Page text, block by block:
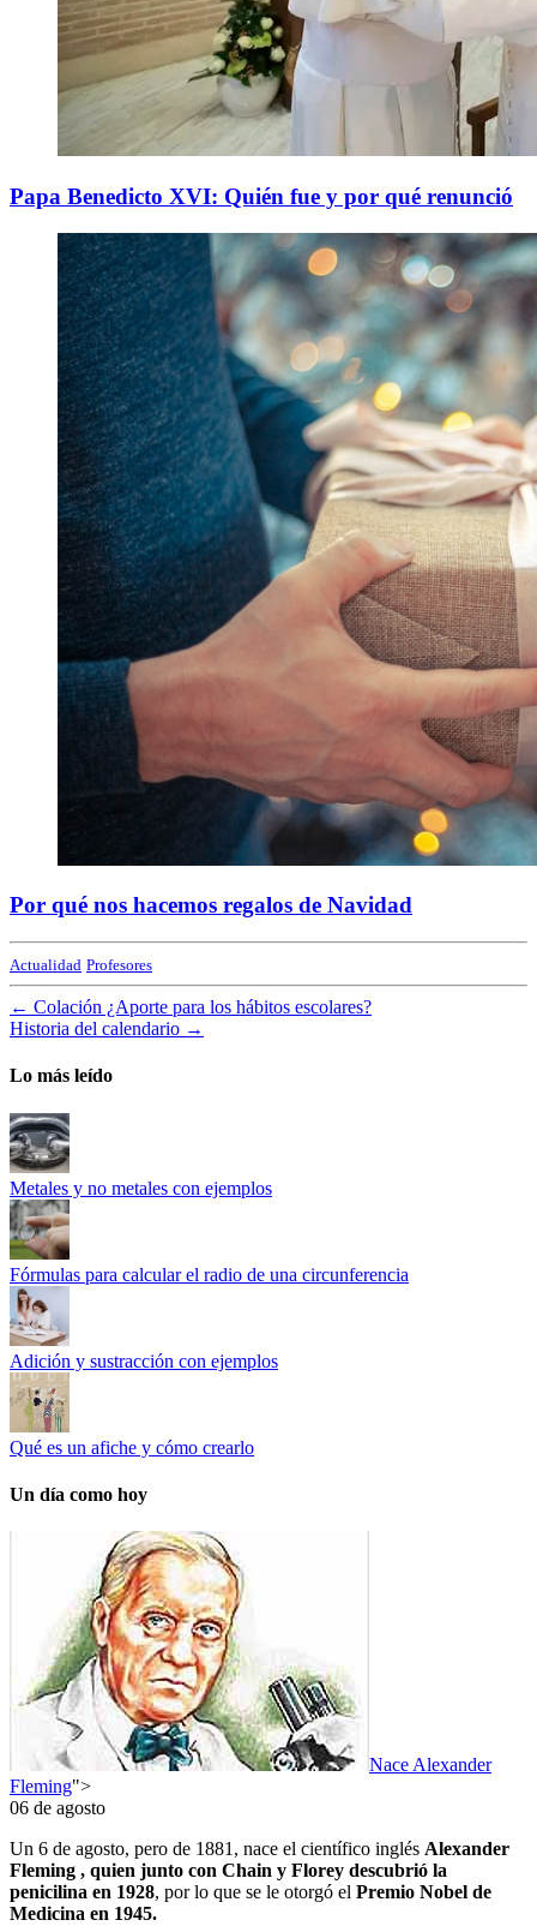
Papa Benedicto XVI: Quién fue y por qué renunció
Por qué nos hacemos regalos de Navidad
Actualidad Profesores
← Colación ¿Aporte para los hábitos escolares?
Historia del calendario →
Lo más leído
Metales y no metales con ejemplos
Fórmulas para calcular el radio de una circunferencia
Adición y sustracción con ejemplos
Qué es un afiche y cómo crearlo
Un día como hoy
Nace Alexander
Fleming">
06 de agosto
Un 6 de agosto, pero de 1881, nace el científico inglés Alexander
Fleming , quien junto con Chain y Florey descubrió la
penicilina en 1928, por lo que se le otorgó el Premio Nobel de
Medicina en 1945.